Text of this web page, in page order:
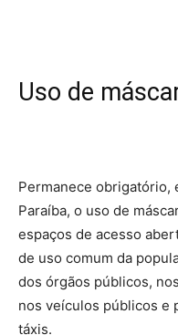
Uso de
Permanece obrigatório,
Paraíba, o uso de
espaços de acesso
de uso comum da
dos órgãos públicos,
nos veículos públicos e
táxis.